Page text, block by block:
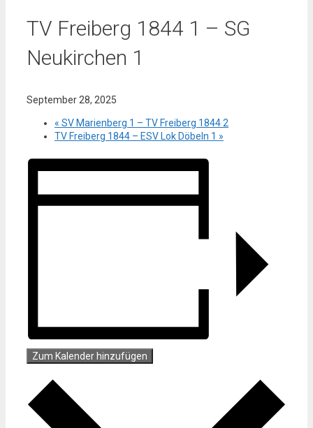
TV Freiberg 1844 1 – SG
Neukirchen 1
September 28, 2025
« SV Marienberg 1 – TV Freiberg 1844 2
TV Freiberg 1844 – ESV Lok Döbeln 1 »
Zum Kalender hinzufügen